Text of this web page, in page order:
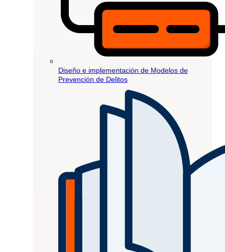
Diseño e implementación de Modelos de
Prevención de Delitos